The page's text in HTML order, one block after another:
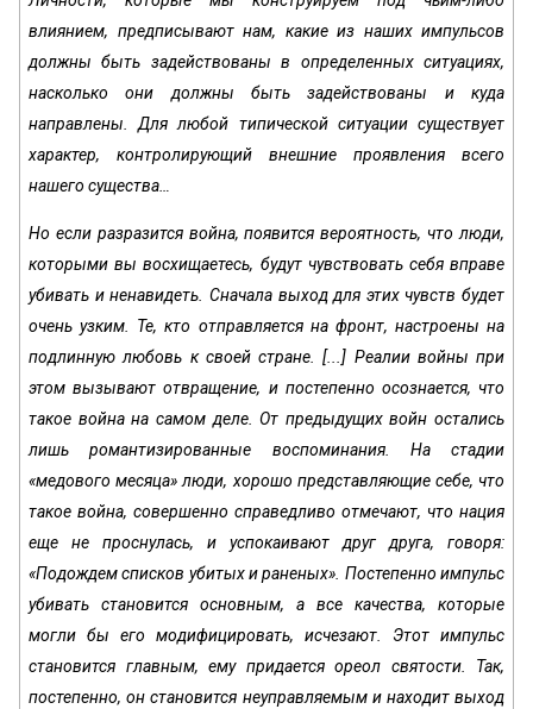
влиянием, предписывают нам, какие из наших импульсов
должны быть задействованы в определенных ситуациях,
насколько они должны быть задействованы и куда
направлены. Для любой типической ситуации существует
характер, контролирующий внешние проявления всего
нашего существа…
Но если разразится война, появится вероятность, что люди,
которыми вы восхищаетесь, будут чувствовать себя вправе
убивать и ненавидеть. Сначала выход для этих чувств будет
очень узким. Те, кто отправляется на фронт, настроены на
подлинную любовь к своей стране. [...] Реалии войны при
этом вызывают отвращение, и постепенно осознается, что
такое война на самом деле. От предыдущих войн остались
лишь романтизированные воспоминания. На стадии
«медового месяца» люди, хорошо представляющие себе, что
такое война, совершенно справедливо отмечают, что нация
еще не проснулась, и успокаивают друг друга, говоря:
«Подождем списков убитых и раненых». Постепенно импульс
убивать становится основным, а все качества, которые
могли бы его модифицировать, исчезают. Этот импульс
становится главным, ему придается ореол святости. Так,
постепенно, он становится неуправляемым и находит выход